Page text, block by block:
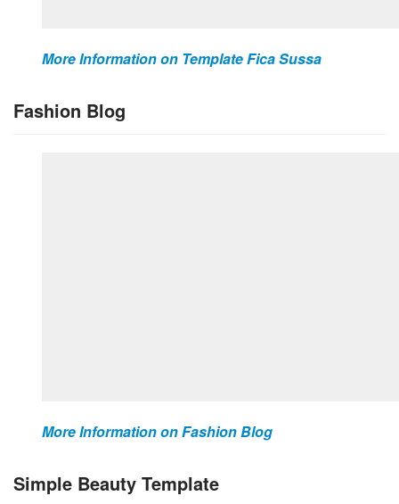
More Information on Template Fica Sussa
Fashion Blog
More Information on Fashion Blog
Simple Beauty Template